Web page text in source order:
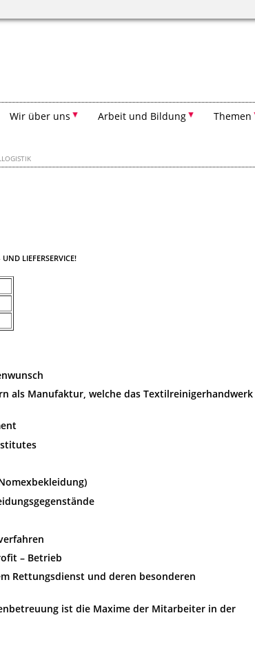
Wir über uns Arbeit und Bildung Themen
LIEFERSERVICE!
als Manufaktur, welche das Textilreinigerhandwerk
– Betrieb
Rettungsdienst und deren besonderen
ist die Maxime der Mitarbeiter in der